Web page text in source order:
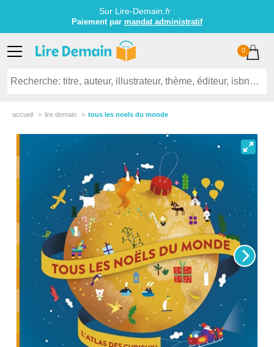
Sur Lire-Demain. fr:
Paiement par mandat administratif
0
accueil lire demain tous les noels du monde